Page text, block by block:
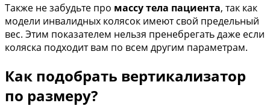
Также не забудьте про массу тела пациента, так как
модели инвалидных колясок имеют свой предельный
вес. Этим показателем нельзя пренебрегать даже если
коляска подходит вам по всем другим параметрам.
Как подобрать вертикализатор
по размеру?